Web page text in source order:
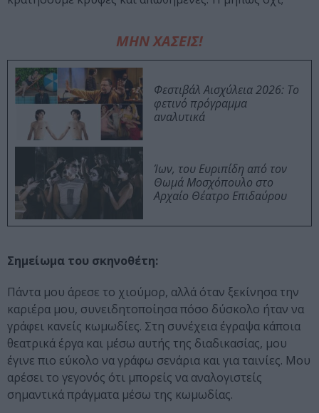
ΜΗΝ ΧΑΣΕΙΣ!
Φεστιβάλ Αισχύλεια 2026: Το
φετινό πρόγραμμα
αναλυτικά
Ίων, του Ευριπίδη από τον
Θωμά Μοσχόπουλο στο
Αρχαίο Θέατρο Επιδαύρου
Σημείωμα του σκηνοθέτη:
Πάντα μου άρεσε το χιούμορ, αλλά όταν ξεκίνησα την
καριέρα μου, συνειδητοποίησα πόσο δύσκολο ήταν να
γράφει κανείς κωμωδίες. Στη συνέχεια έγραψα κάποια
θεατρικά έργα και μέσω αυτής της διαδικασίας, μου
έγινε πιο εύκολο να γράφω σενάρια και για ταινίες. Μου
αρέσει το γεγονός ότι μπορείς να αναλογιστείς
σημαντικά πράγματα μέσω της κωμωδίας.